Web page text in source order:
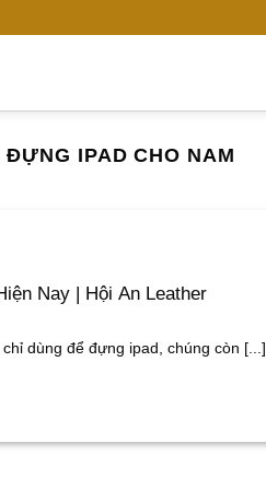
ĐỰNG IPAD CHO NAM
Nay | Hội An Leather
dùng để đựng ipad, chúng còn [...]